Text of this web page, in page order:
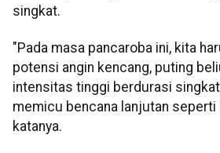
singkat.
"Pada masa pancaroba ini, kita
potensi angin kencang, puting
intensitas tinggi berdurasi
memicu bencana lanjutan seperti
katanya.